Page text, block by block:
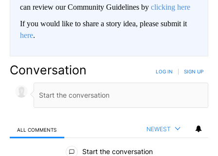
can review our Community Guidelines by clicking here
If you would like to share a story idea, please submit it
here.
Conversation LOG IN SIGN UP
ALL COMMENTS NEWEST
All Comments
Start the conversation